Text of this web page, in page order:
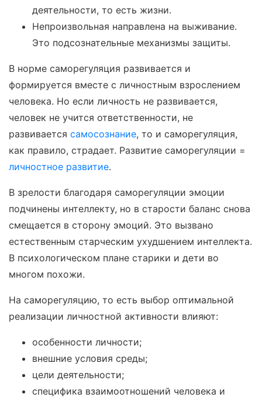
деятельности, то есть жизни.
Непроизвольная направлена на выживание.
Это подсознательные механизмы защиты.
В норме саморегуляция развивается и
формируется вместе с личностным взрослением
человека. Но если личность не развивается,
человек не учится ответственности, не
развивается самосознание, то и саморегуляция,
как правило, страдает. Развитие саморегуляции =
личностное развитие.
В зрелости благодаря саморегуляции эмоции
подчинены интеллекту, но в старости баланс снова
смещается в сторону эмоций. Это вызвано
естественным старческим ухудшением интеллекта.
В психологическом плане старики и дети во
многом похожи.
На саморегуляцию, то есть выбор оптимальной
реализации личностной активности влияют:
особенности личности;
внешние условия среды;
цели деятельности;
специфика взаимоотношений человека и